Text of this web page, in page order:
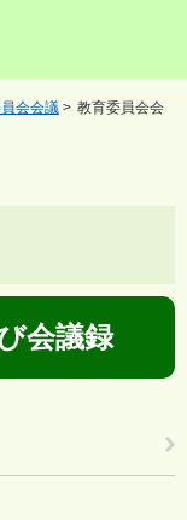
会会議 > 教育委員会会
会議録